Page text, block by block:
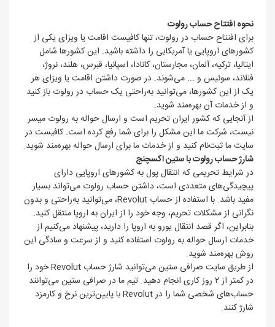
نحوه افتتاح حساب رولوت
برای افتتاح حساب در رولوت، تنها کافیست اقامت یا ویزای یکی از
کشورهای اروپایی یا آمریکایی را داشته باشید. این کشورها شامل
ایتالیا، ترکیه، آلمان، مجارستان، کانادا، اسپانیا، قبرس، هلند، نروژ،
فنلاند، سوئیس و ... می‌شوند. در صورت داشتن اقامت یا ویزای هر
یک از این کشورها، می‌توانید به‌راحتی یک حساب در رولوت باز کنید
و از خدمات آن بهره‌مند شوید.
از آنجایی که کشور ایران تحریم است و ارسال حواله به رولوت میسر
نیست، شرکت ما این مشکل را برای شما رفع کرده است. کافیست در
سایت ما ثبت‌نام کنید و از خدمات ما برای ارسال حواله بهره‌مند شوید.
شارژ حساب رولوت با ستین اکسچنج
در شرایط تحریمی که انتقال پول به کشورهای اروپایی دارای
پیچیدگی‌های متعددی است، داشتن حساب رولوت می‌تواند بسیار
مفید باشد. با استفاده از حساب Revolut، می‌توانید به‌راحتی و بدون
نگرانی از مشکلات تحریم، وجه خود را از ایران به اروپا منتقل کنید.
بنابراین، اگر قصد انتقال یورو به اروپا را دارید، پیشنهاد می‌کنیم از
خدمات ارسال حواله به رولوت استفاده کنید و از سرعت و سادگی این
روش بهره‌مند شوید.
از طریق سایت صرافی ستین می‌توانید شارژ حساب Revolut خود را
در کمتر از ۲ روز کاری انجام دهید. تیم ما در صرافی ستین می‌توانند
حساب‌های شخصی شما را در Revolut با پایین‌ترین نرخ و کارمزد
شارژ کنند.